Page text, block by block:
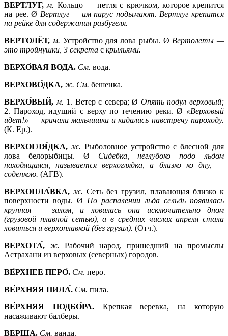
ВЕРТЛУГ, м. Кольцо — петля с крючком, которое крепится
на рее. Ø Вертлуг — им парус подымают. Вертлуг крепится
на рейке для содержания разбугеля.
ВЕРТОЛЁТ, м. Устройство для лова рыбы. Ø Вертолеты —
это тройнушки, 3 секрета с крыльями.
ВЕРХО́ВАЯ ВОДА. См. вода.
ВЕРХОВО́ДКА, ж. См. бешенка.
ВЕРХО́ВЫЙ, м. 1. Ветер с севера; Ø Опять подул верховый;
2. Пароход, идущий с верху по течению реки. Ø «Верховый
идет!» — кричали мальчишки и кидались навстречу пароходу.
(К. Ер.).
ВЕРХОГЛЯ́ДКА, ж. Рыболовное устройство с блесной для
лова белорыбицы. Ø Сидебка, неглубоко подо льдом
находящаяся, называется верхоглядка, а близко ко дну, —
соденкою. (АГВ).
ВЕРХОПЛА́ВКА,ж.Сеть без грузил, плавающая близко к
поверхности воды. Ø По распалении льда сельдь появилась
крупная —
залом, и ловилась она исключительно дном
(грузовой плавной сетью), а в средних числах апреля стала
ловиться и верхоплавкой (без грузил). (Отч.).
ВЕРХОТА́, ж. Рабочий народ, пришедший на промыслы
Астрахани из верховых (северных) городов.
ВЕ́РХНЕЕ ПЕРО́. См. перо.
ВЕ́РХНЯЯ ПИЛА́. См. пила.
ВЕ́РХНЯЯ ПОДБО́РА. Крепкая веревка, на которую
насаживают балберы.
ВЕРША. См. ванда.